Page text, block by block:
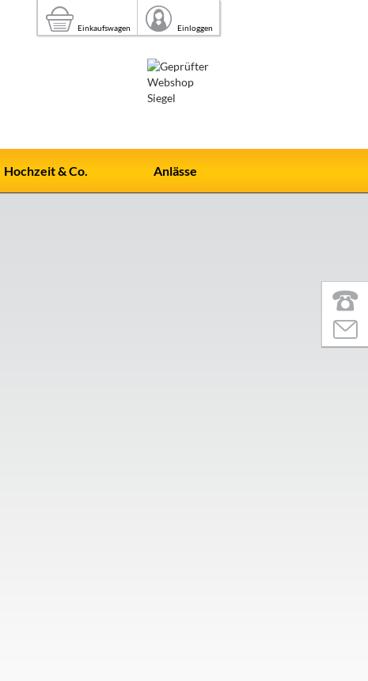
Einkaufswagen Einloggen
Hochzeit & Co. Anlässe